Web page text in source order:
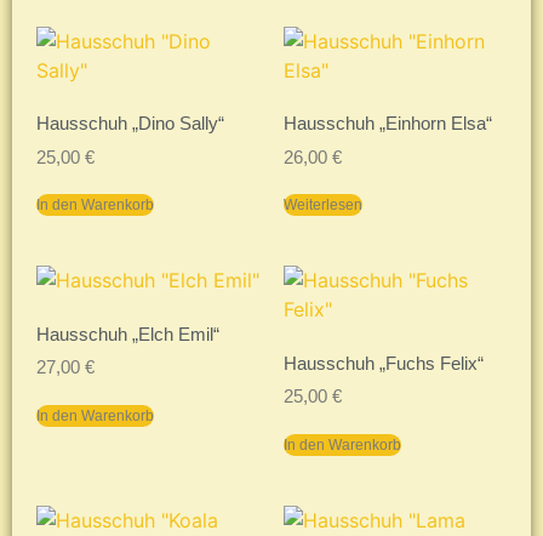
Hausschuh „Dino Sally“
25,00 €
In den Warenkorb
Hausschuh „Einhorn Elsa“
26,00 €
Weiterlesen
Hausschuh „Elch Emil“
27,00 €
In den Warenkorb
Hausschuh „Fuchs Felix“
25,00 €
In den Warenkorb